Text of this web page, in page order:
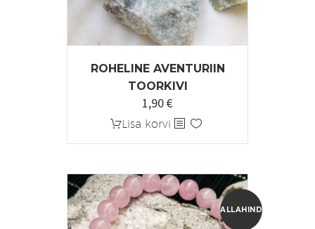
ROHELINE AVENTURIIN
TOORKIVI
Algne
hind
1,90€
hind
Lisa korvi
ALLAHINDLUS!